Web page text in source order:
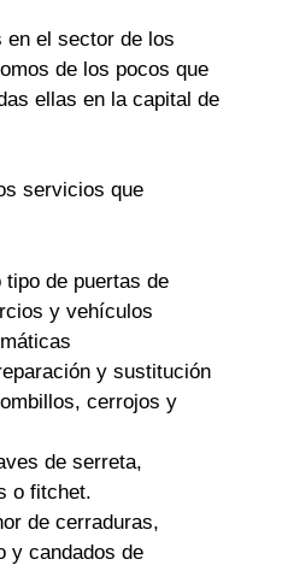
en el sector de los
de los pocos que
ellas en la capital de
servicios que
tipo de puertas de
y vehículos
y sustitución
cerrojos y
de serreta,
o fitchet.
de cerraduras,
y candados de